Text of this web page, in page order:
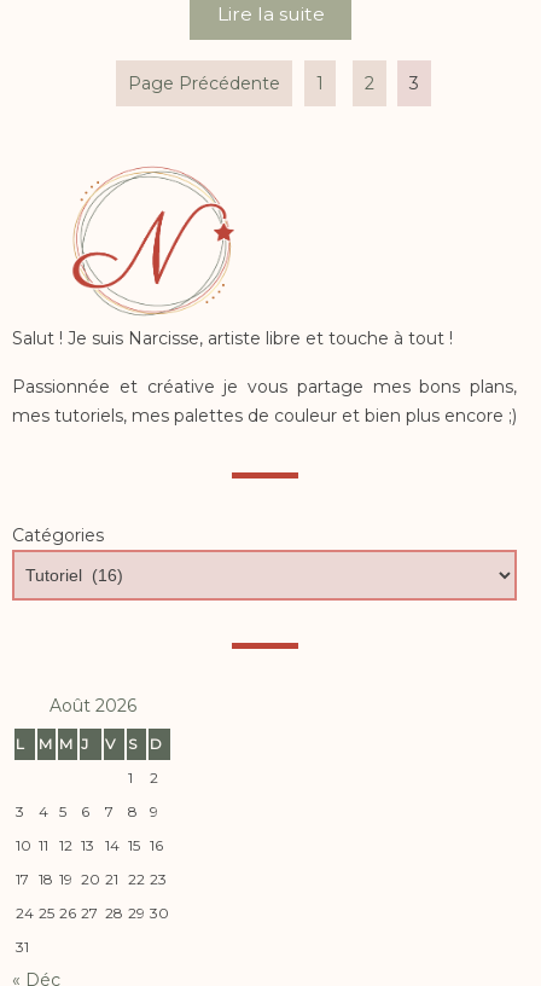
Lire la suite
Page Précédente
Pagination
1 2 3
Salut ! Je suis Narcisse, artiste libre et touche à tout !
Passionnée et créative je vous partage mes bons plans,
mes tutoriels, mes palettes de couleur et bien plus encore ;)
Catégories
Août 2026
L M M J V S
D
1
2
3
4 5 6 7 8
9
10 11 12 13 14 15 16
17 18 19 20 21 22 23
24 25 26 27 28 29 30
31
« Déc